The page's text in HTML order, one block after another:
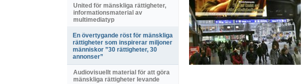
United för mänskliga rättigheter,
informationsmaterial av
multimediatyp
En övertygande röst för mänskliga
rättigheter som inspirerar miljoner
människor ”30 rättigheter, 30
annonser”
Audiovisuellt material för att göra
mänskliga rättigheter levande